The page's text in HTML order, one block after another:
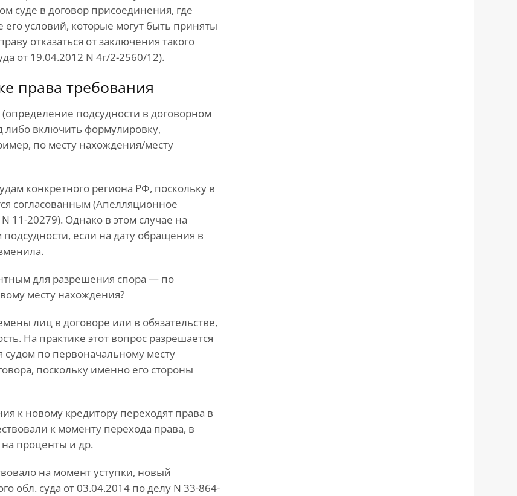
суде в договор присоединения, где
его условий, которые могут быть приняты
отказаться от заключения такого
от 19.04.2012 N 4г/2-2560/12).
права требования
подсудности в договорном
либо включить формулировку,
по месту нахождения/месту
конкретного региона РФ, поскольку в
согласованным (Апелляционное
11-20279). Однако в этом случае на
если на дату обращения в
для разрешения спора — по
месту нахождения?
лиц в договоре или в обязательстве,
На практике этот вопрос разрешается
судом по первоначальному месту
поскольку именно его стороны
к новому кредитору переходят права в
к моменту перехода права, в
проценты и др.
на момент уступки, новый
обл. суда от 03.04.2014 по делу N 33-864-